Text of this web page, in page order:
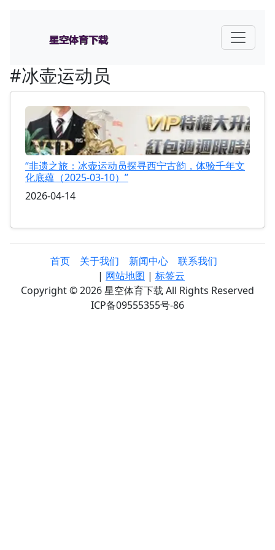
#冰壶运动员
“非遗之旅：冰壶运动员探寻西宁古韵，体验千年文
化底蕴（2025-03-10）”
2026-04-14
首页 关于我们 新闻中心
联系我们
| 网站地图 | 标签云
Copyright © 2026 星空体育下载 All Rights Reserved
ICP备09555355号-86